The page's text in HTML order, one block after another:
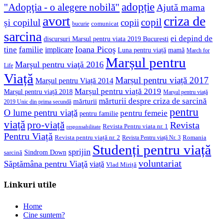
"Adopţia - o alegere nobilă" adopție Ajută mama
și copilul avort bucurie comunicat copii copil criza de
sarcina discursuri Marsul pentru viata 2019 Bucuresti ei depind de
tine familie implicare Ioana Picoş Luna pentru viață mamă March for
Life Marşul pentru viaţă 2016 Marșul pentru
Viață Marșul pentru Viață 2014 Marșul pentru viață 2017
Marșul pentru viață 2018 Marșul pentru viață 2019 Marșul pentru viață
2019 Unic din prima secundă mărturii mărturii despre criza de sarcină
O lume pentru viață pentru familie pentru femeie pentru
viațăpro-viață responsabilitate Revista Pentru viata nr. 1 Revista
Pentru Viață Revista pentru viață nr. 2 Revista Pentru viață Nr. 3 Romania
sarcină Sindrom Down sprijin Studenți pentru viață
Săptămâna pentru Viaţă viață Vlad Miriță voluntariat
Linkuri utile
Home
Cine suntem?